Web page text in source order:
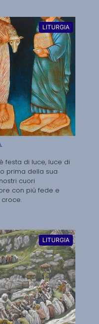
LITURGIA
festa di luce, luce di
prima della sua
cuori
con più fede e
LITURGIA